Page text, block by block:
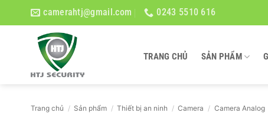
camerahtj@gmail.com 0243 5510 616
TRANG CHỦ SẢN PHẨM
Trang chủ / Sản phẩm / Thiết bị an ninh / Camera / Camera Analog